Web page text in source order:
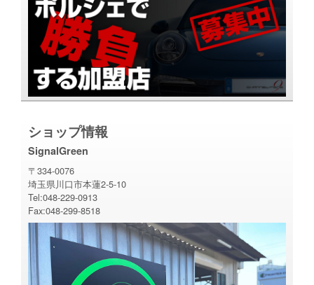
ショップ情報
SignalGreen
〒334-0076
埼玉県川口市本蓮2-5-10
Tel:048-229-0913
Fax:048-299-8518